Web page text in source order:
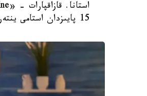
15 پايىزدان استامى ينتەرنەتتە تەرىس مازمۇنداعى كونتەنتكە ۇشىراسادى.